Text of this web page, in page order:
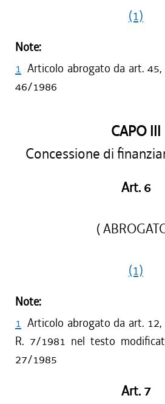
(1)
Note:
1 Articolo abrogato da art. 45,
46/1986
CAPO III
Concessione di
Art. 6
(
(1)
Note:
1 Articolo abrogato da art. 12,
R. 7/1981 nel testo
27/1985
Art. 7